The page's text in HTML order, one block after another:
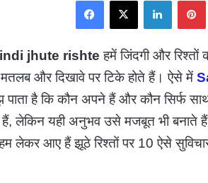
jhute rishte हमें जिंदगी और
और दिखावे पर टिके होते हैं। ऐसे में
है कि कौन अपने हैं और कौन सिर्फ
लेकिन यही अनुभव उसे मजबूत भी बनाते
लेकर आए हैं झूठे रिश्तों पर 10 ऐसे